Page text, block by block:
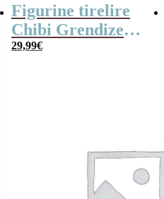
Figurine tirelire
Chibi Grendizer
debout 18 cm –
29,99€